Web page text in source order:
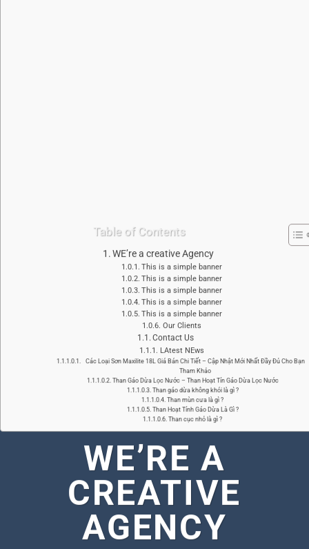
Table of Contents
WE’re a creative Agency
This is a simple banner
This is a simple banner
This is a simple banner
This is a simple banner
This is a simple banner
Our Clients
Contact Us
LAtest NEws
Các Loại Sơn Maxilite 18L Giá Bán Chi Tiết – Cập Nhật Mới Nhất Đầy Đủ Cho Bạn
Tham Khảo
Than Gáo Dừa Lọc Nước – Than Hoạt Tín Gáo Dừa Lọc Nước
Than gáo dừa không khói là gì ?
Than mùn cưa là gì ?
Than Hoạt Tính Gáo Dừa Là Gì ?
Than cục nhỏ là gì ?
WE’RE A
CREATIVE
AGENCY